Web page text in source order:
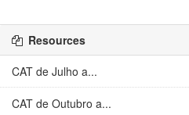
Resources
CAT de Julho a...
CAT de Outubro a...